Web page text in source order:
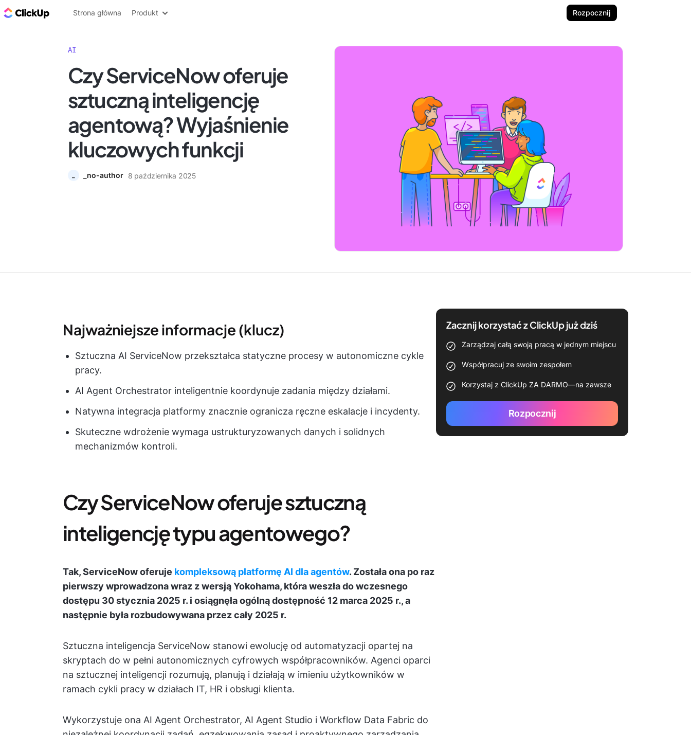
ClickUp Blog
Strona główna Produkt Rozpocznij
AI
Czy ServiceNow oferuje
sztuczną inteligencję
agentową? Wyjaśnienie
kluczowych funkcji
_no-author 8 października 2025
Najważniejsze informacje (klucz)
Sztuczna AI ServiceNow przekształca statyczne procesy w autonomiczne cykle
pracy.
AI Agent Orchestrator inteligentnie koordynuje zadania między działami.
Natywna integracja platformy znacznie ogranicza ręczne eskalacje i incydenty.
Skuteczne wdrożenie wymaga ustrukturyzowanych danych i solidnych
mechanizmów kontroli.
Czy ServiceNow oferuje sztuczną
inteligencję typu agentowego?
Tak, ServiceNow oferuje kompleksową platformę AI dla agentów. Została ona po raz
pierwszy wprowadzona wraz z wersją Yokohama, która weszła do wczesnego
dostępu 30 stycznia 2025 r. i osiągnęła ogólną dostępność 12 marca 2025 r., a
następnie była rozbudowywana przez cały 2025 r.
Sztuczna inteligencja ServiceNow stanowi ewolucję od automatyzacji opartej na
skryptach do w pełni autonomicznych cyfrowych współpracowników. Agenci oparci
na sztucznej inteligencji rozumują, planują i działają w imieniu użytkowników w
ramach cykli pracy w działach IT, HR i obsługi klienta.
Wykorzystuje ona AI Agent Orchestrator, AI Agent Studio i Workflow Data Fabric do
Zacznij korzystać z ClickUp już dziś
Zarządzaj całą swoją pracą w jednym miejscu
Współpracuj ze swoim zespołem
Korzystaj z ClickUp ZA DARMO—na zawsze
Rozpocznij